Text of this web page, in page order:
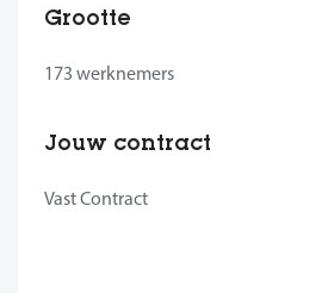
Grootte
173 werknemers
Jouw contract
Vast Contract